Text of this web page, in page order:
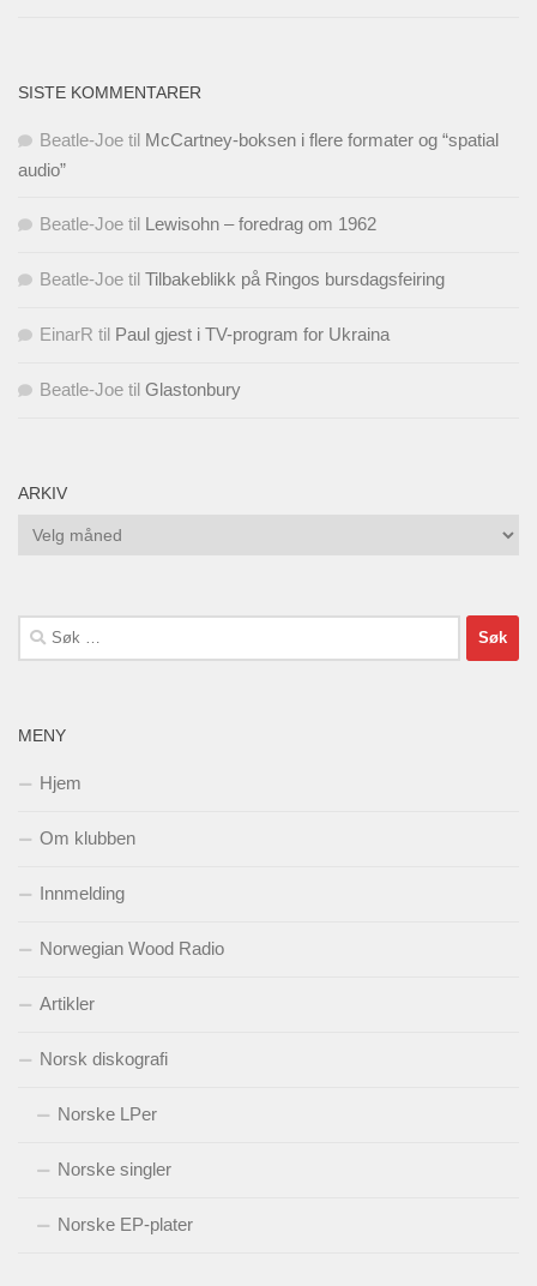
SISTE KOMMENTARER
Beatle-Joe til McCartney-boksen i flere formater og “spatial
audio”
Beatle-Joe til Lewisohn – foredrag om 1962
Beatle-Joe til Tilbakeblikk på Ringos bursdagsfeiring
EinarR til Paul gjest i TV-program for Ukraina
Beatle-Joe til Glastonbury
ARKIV
Arkiv
Søk
etter:
MENY
Hjem
Om klubben
Innmelding
Norwegian Wood Radio
Artikler
Norsk diskografi
Norske LPer
Norske singler
Norske EP-plater